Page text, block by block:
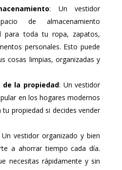
: Un vestidor
de almacenamiento
para toda tu ropa, zapatos,
personales. Esto puede
cosas limpias, organizadas y
la propiedad: Un vestidor
en los hogares modernos
propiedad si decides vender
Un vestidor organizado y bien
a ahorrar tiempo cada día.
necesitas rápidamente y sin